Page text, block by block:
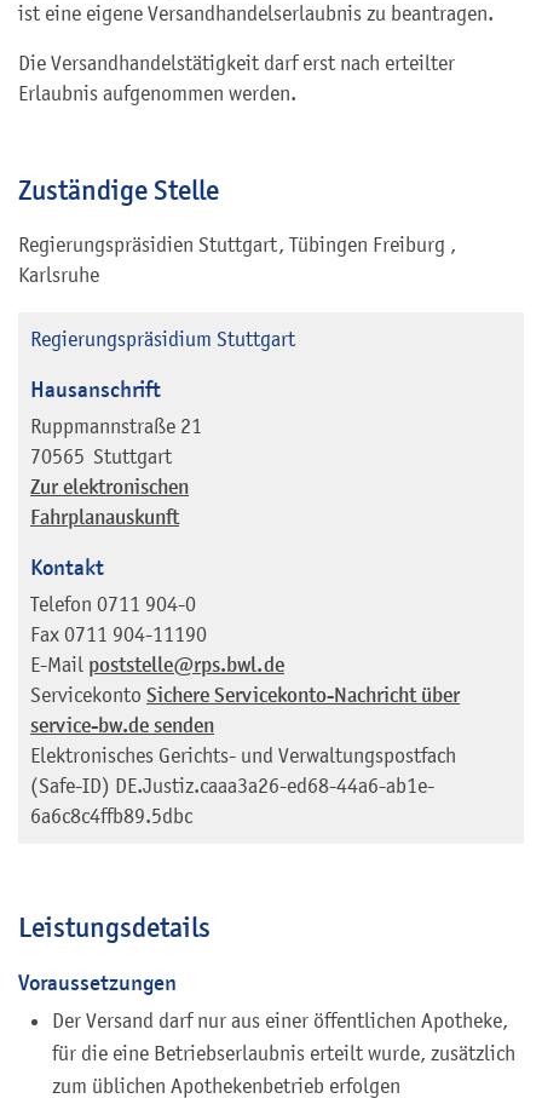
ist eine eigene Versandhandelserlaubnis zu beantragen.
Die Versandhandelstätigkeit darf erst nach erteilter
Erlaubnis aufgenommen werden.
Zuständige Stelle
Regierungspräsidien Stuttgart, Tübingen Freiburg ,
Karlsruhe
Regierungspräsidium Stuttgart
Hausanschrift
Ruppmannstraße 21
70565 Stuttgart
Zur elektronischen
Fahrplanauskunft
Kontakt
Telefon 0711 904-0
Fax 0711 904-11190
E-Mail poststelle@rps.bwl.de
Servicekonto Sichere Servicekonto-Nachricht über
service-bw.de senden
Elektronisches Gerichts- und Verwaltungspostfach
(Safe-ID) DE.Justiz.caaa3a26-ed68-44a6-ab1e-
6a6c8c4ffb89.5dbc
Leistungsdetails
Voraussetzungen
Der Versand darf nur aus einer öffentlichen Apotheke,
für die eine Betriebserlaubnis erteilt wurde, zusätzlich
zum üblichen Apothekenbetrieb erfolgen